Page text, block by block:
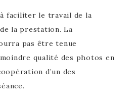
faciliter le travail de la
la prestation. La
pas être tenue
qualité des photos en
d’un des